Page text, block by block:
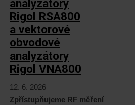
analyzátory
Rigol RSA800
a vektorové
obvodové
analyzátory
Rigol VNA800
12. 6. 2026
Zpřístupňujeme RF měření